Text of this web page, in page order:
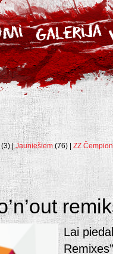
(3) |Jauniešiem (76) | ZZ
Lai